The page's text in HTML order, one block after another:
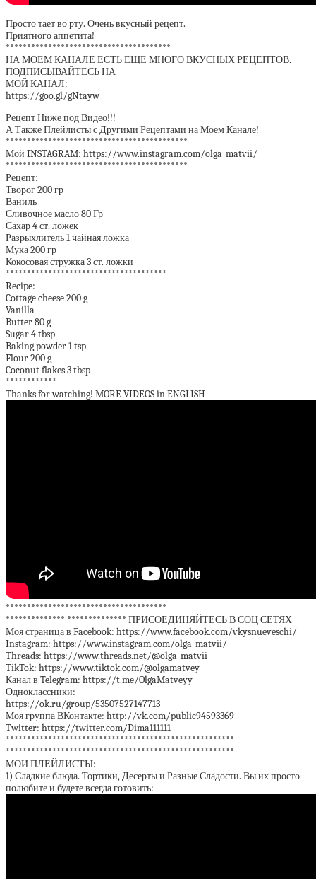
Просто тает во рту. Очень вкусный рецепт.
Приятного аппетита!
***************************************
НА МОЕМ КАНАЛЕ ЕСТЬ ЕЩЕ МНОГО ВКУСНЫХ РЕЦЕПТОВ.
ПОДПИСЫВАЙТЕСЬ НА
МОЙ КАНАЛ:
https://goo.gl/gNtayw
Рецепт Ниже под Видео!!!
А Также Плейлисты с Другими Рецептами на Моем Канале!
*******************************************
Мой INSTAGRAM: https://www.instagram.com/olga_matvii/
*******************************************
Рецепт:
Творог 200 гр
Ваниль
Сливочное масло 80 Гр
Сахар 4 ст. ложек
Разрыхлитель 1 чайная ложка
Мука 200 гр
Кокосовая стружка 3 ст. ложки
**************************************
Recipe:
Cottage cheese 200 g
Vanilla
Butter 80 g
Sugar 4 tbsp
Baking powder 1 tsp
Flour 200 g
Coconut flakes 3 tbsp
************
Thanks for watching! MORE VIDEOS in ENGLISH
**************************************
************** ************** ПРИСОЕДИНЯЙТЕСЬ В СОЦ СЕТЯХ
Моя страница в Facebook: https://www.facebook.com/vkysnueveschi/
Instagram: https://www.instagram.com/olga_matvii/
Threads: https://www.threads.net/@olga_matvii
TikTok: https://www.tiktok.com/@olgamatvey
Канал в Telegram: https://t.me/OlgaMatveyy
Одноклассники:
https://ok.ru/group/53507527147713
Моя группа ВКонтакте: http://vk.com/public94593369
Twitter: https://twitter.com/Dima111111
******************************************************
******************************************************
МОИ ПЛЕЙЛИСТЫ:
1) Сладкие блюда. Тортики, Десерты и Разные Сладости. Вы их просто
полюбите и будете всегда готовить: